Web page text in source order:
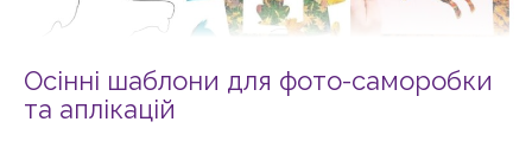
Осінні шаблони для фото-саморобки
та аплікацій